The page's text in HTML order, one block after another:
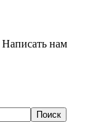
Написать нам